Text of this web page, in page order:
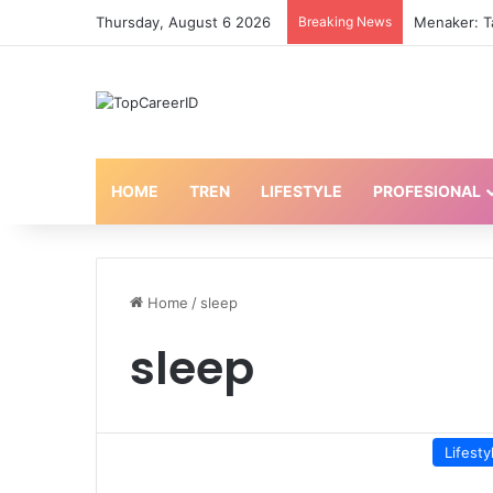
Thursday, August 6 2026 Breaking News Menaker:
HOME TREN LIFESTYLE PROFESIONAL
Home / sleep
sleep